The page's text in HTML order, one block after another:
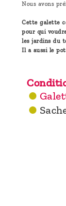
Nous avons
Cette galette
pour qui
les jardins du
Il a aussi le